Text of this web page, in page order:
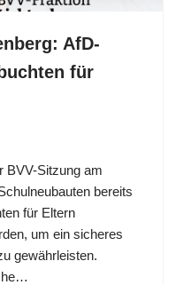
AfD-
für
BVV-Sitzung am
bereits
für Eltern
um ein sicheres
gewährleisten.